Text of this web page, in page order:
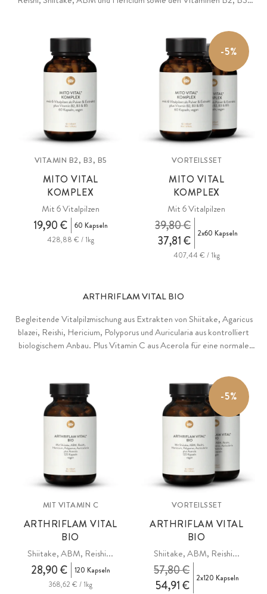
VITAMIN B2, B3, B5
MITO VITAL
KOMPLEX
Mit 6 Vitalpilzen
19,90 €
60 Kapseln
428,88 € / 1kg
-5%
VORTEILSSET
MITO VITAL
KOMPLEX
Mit 6 Vitalpilzen
37,81 €
39,80 € 2x60 Kapseln
407,44 € / 1kg
ARTHRIFLAM VITAL BIO
Begleitende Vitalpilzmischung aus Extrakten von Shiitake, Agaricus
blazei, Reishi, Hericium, Polyporus und Auricularia aus kontrolliert
biologischem Anbau. Plus Vitamin C aus Acerola für eine normale
MIT VITAMIN C
ARTHRIFLAM VITAL
BIO
Shiitake, ABM, Reishi...
28,90 €
120 Kapseln
368,62 € / 1kg
-5%
VORTEILSSET
ARTHRIFLAM VITAL
BIO
Shiitake, ABM, Reishi...
54,91 €
57,80 € 2x120 Kapseln